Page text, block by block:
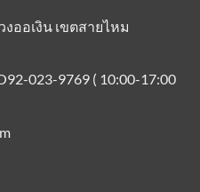
ออเงิน เขตสายไหม
023-9769 ( 10:00-17:00